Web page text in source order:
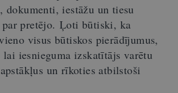
dokumenti, iestāžu un tiesu
pretējo. Ļoti būtiski, ka
visus būtiskos pierādījumus,
iesnieguma izskatītājs varētu
un rīkoties atbilstoši